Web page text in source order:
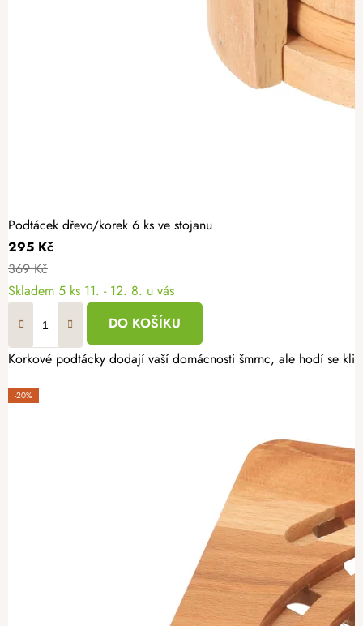
Podtácek dřevo/korek 6 ks ve stojanu
295 Kč
369 Kč
Skladem 5 ks 11. - 12. 8. u vás
DO KOŠÍKU
Korkové podtácky dodají vaší domácnosti šmrnc, ale hodí se
-20%